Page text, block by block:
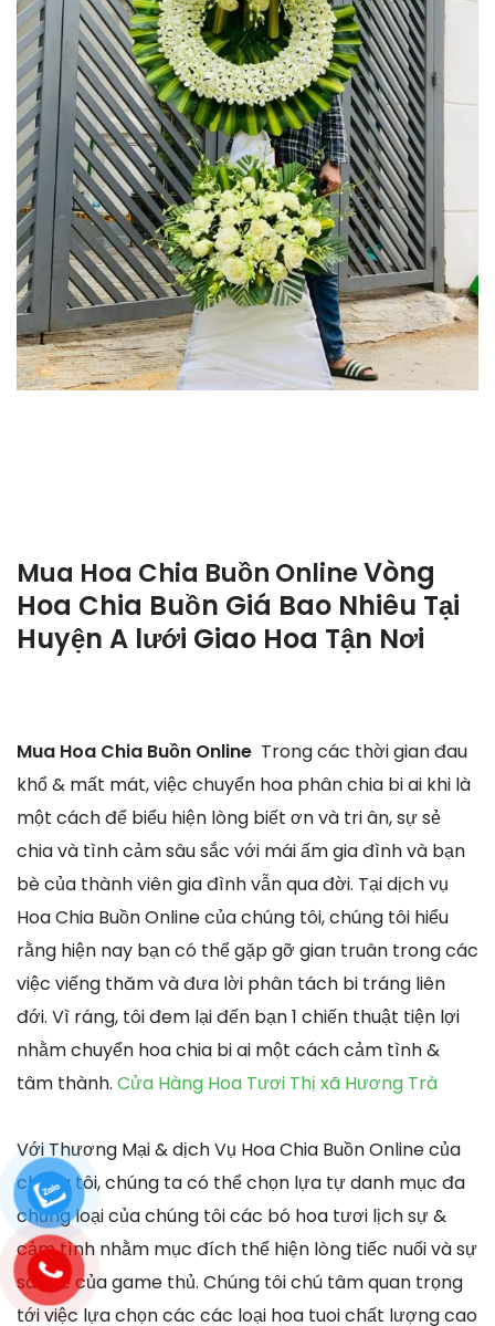
Mua Hoa Chia Buồn OnlineVòng
Hoa Chia Buồn Giá Bao Nhiêu Tại
Huyện A lưới Giao Hoa Tận Nơi
Mua Hoa Chia Buồn Online Trong các thời gian đau
khổ & mất mát, việc chuyển hoa phân chia bi ai khi là
một cách để biểu hiện lòng biết ơn và tri ân, sự sẻ
chia và tình cảm sâu sắc với mái ấm gia đình và bạn
bè của thành viên gia đình vẫn qua đời. Tại dịch vụ
Hoa Chia Buồn Online của chúng tôi, chúng tôi hiểu
rằng hiện nay bạn có thể gặp gỡ gian truân trong các
việc viếng thăm và đưa lời phân tách bi tráng liên
đới. Vì ráng, tôi đem lại đến bạn 1 chiến thuật tiện lợi
nhằm chuyển hoa chia bi ai một cách cảm tình &
tâm thành. Cửa Hàng Hoa Tươi Thị xã Hương Trà
Với Thương Mại & dịch Vụ Hoa Chia Buồn Online của
chúng tôi, chúng ta có thể chọn lựa tự danh mục đa
chủng loại của chúng tôi các bó hoa tươi lịch sự &
cảm tình nhằm mục đích thể hiện lòng tiếc nuối và sự
san sẻ của game thủ. Chúng tôi chú tâm quan trọng
tới việc lựa chọn các các loại hoa tuoi chất lượng cao